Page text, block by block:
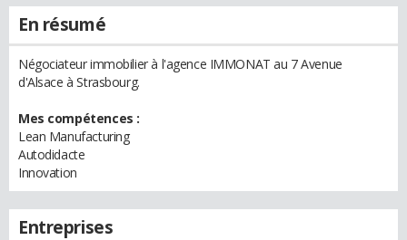
En résumé
Négociateur immobilier à l'agence IMMONAT au 7 Avenue
d'Alsace à Strasbourg.
Mes compétences :
Lean Manufacturing
Autodidacte
Innovation
Entreprises